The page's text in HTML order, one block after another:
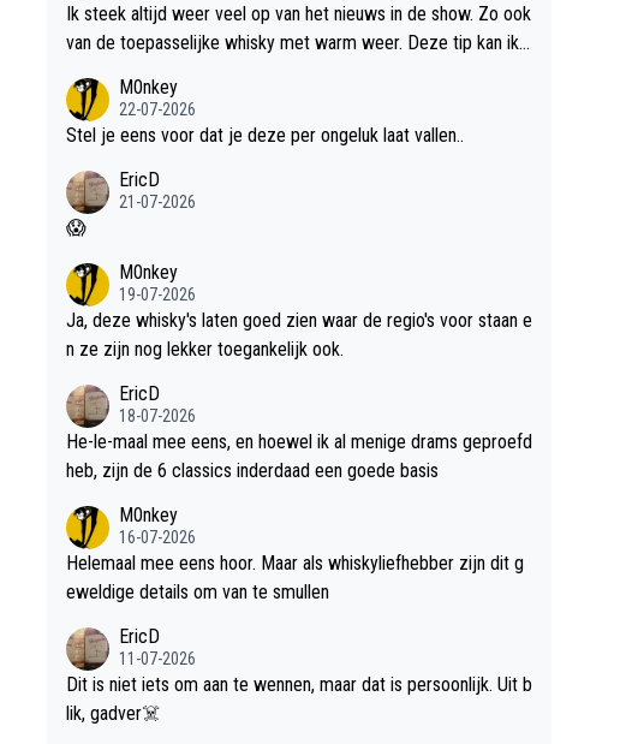
Ik steek altijd weer veel op van het nieuws in de show. Zo ook
van de toepasselijke whisky met warm weer. Deze tip kan ik
M0nkey
22-07-2026
Stel je eens voor dat je deze per ongeluk laat vallen..
EricD
21-07-2026
😱
M0nkey
19-07-2026
Ja, deze whisky's laten goed zien waar de regio's voor staan e
n ze zijn nog lekker toegankelijk ook.
EricD
18-07-2026
He-le-maal mee eens, en hoewel ik al menige drams geproefd
heb, zijn de 6 classics inderdaad een goede basis
M0nkey
16-07-2026
Helemaal mee eens hoor. Maar als whiskyliefhebber zijn dit g
eweldige details om van te smullen
EricD
11-07-2026
Dit is niet iets om aan te wennen, maar dat is persoonlijk. Uit b
lik, gadver☠️